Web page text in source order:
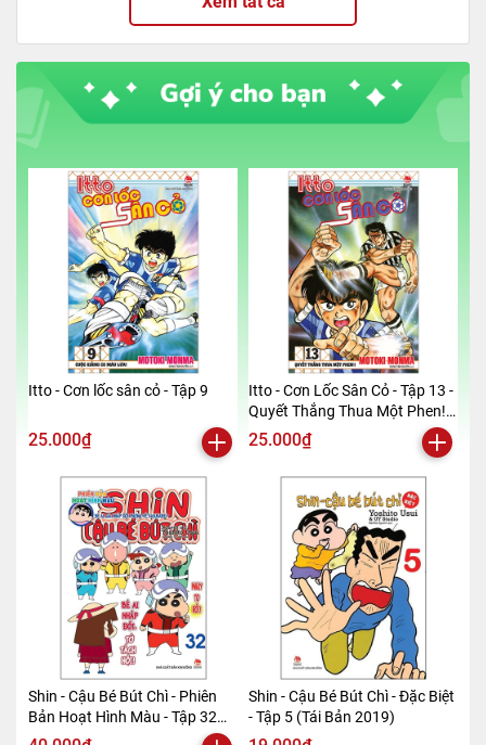
Itto - Cơn lốc sân cỏ - Tập 9
25.000₫
Itto - Cơn Lốc Sân Cỏ - Tập 13 -
Quyết Thắng Thua Một Phen!!
(Tái Bản 2024)
25.000₫
Shin - Cậu Bé Bút Chì - Phiên
Bản Hoạt Hình Màu - Tập 32
(Tái Bản 2019)
Shin - Cậu Bé Bút Chì - Đặc Biệt
- Tập 5 (Tái Bản 2019)